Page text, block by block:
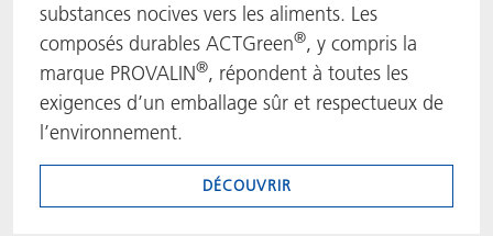
substances nocives vers les aliments. Les
composés durables ACTGreen®, y compris la
marque PROVALIN®, répondent à toutes les
exigences d’un emballage sûr et respectueux de
l’environnement.
DÉCOUVRIR